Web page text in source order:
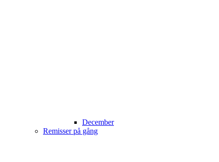
December
Remisser på gång